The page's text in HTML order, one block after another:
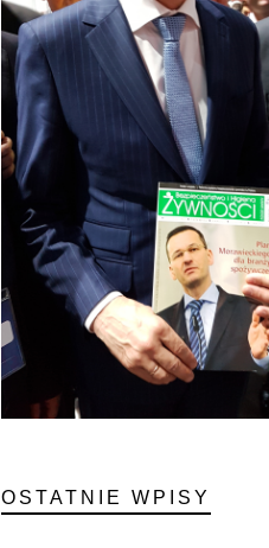
OSTATNIE WPISY